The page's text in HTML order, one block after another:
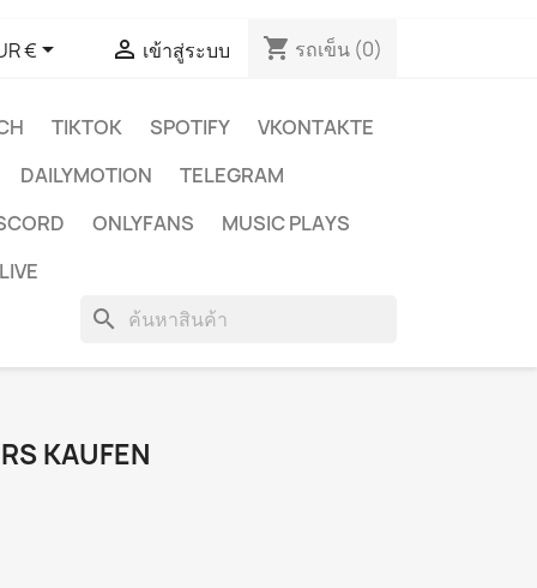
€  เข้าสู่ระบบ shopping_cart รถเข็น (0)
TIKTOK SPOTIFY
VKONTAKTE
DAILYMOTION
TELEGRAM
ONLYFANS
MUSIC PLAYS
search
KAUFEN